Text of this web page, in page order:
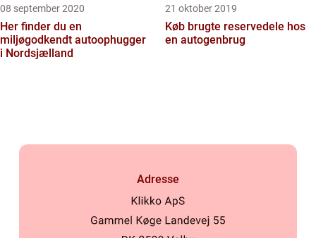
08 september 2020
Her finder du en
miljøgodkendt autoophugger
i Nordsjælland
21 oktober 2019
Køb brugte reservedele hos
en autogenbrug
Adresse